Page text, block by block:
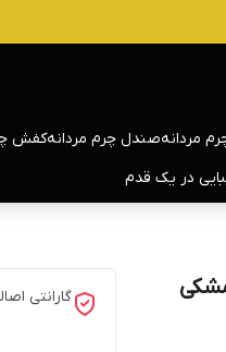
مردانهصندل چرم مردانهکفش
در یک قدم
گارانتی